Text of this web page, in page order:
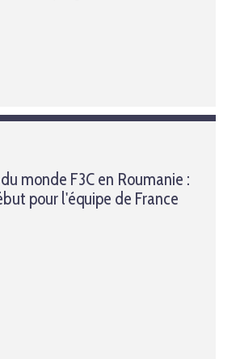
monde F3C en Roumanie :
pour l'équipe de France